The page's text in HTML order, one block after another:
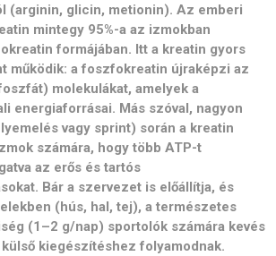
(arginin, glicin, metionin). Az emberi
mintegy 95%-a az izmokban
formájában. Itt a kreatin gyors
működik: a foszfokreatin újraképzi az
molekulákat, amelyek a
energiaforrásai. Más szóval, nagyon
vagy sprint) során a kreatin
számára, hogy több ATP-t
az erős és tartós
Bár a szervezet is előállítja, és
(hús, hal, tej), a természetes
(1–2 g/nap) sportolók számára kevés
kiegészítéshez folyamodnak.